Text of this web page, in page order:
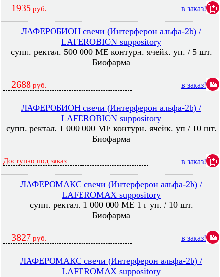
1935 руб. в заказ!
ЛАФЕРОБИОН свечи (Интерферон альфа-2b) /
LAFEROBION suppository
супп. ректал. 500 000 МЕ контурн. ячейк. уп. / 5 шт.
Биофарма
2688 руб. в заказ!
ЛАФЕРОБИОН свечи (Интерферон альфа-2b) /
LAFEROBION suppository
супп. ректал. 1 000 000 МЕ контурн. ячейк. уп / 10 шт.
Биофарма
Доступно под заказ в заказ!
ЛАФЕРОМАКС свечи (Интерферон альфа-2b) /
LAFEROMAX suppository
супп. ректал. 1 000 000 МЕ 1 г уп. / 10 шт.
Биофарма
3827 руб. в заказ!
ЛАФЕРОМАКС свечи (Интерферон альфа-2b) /
LAFEROMAX suppository